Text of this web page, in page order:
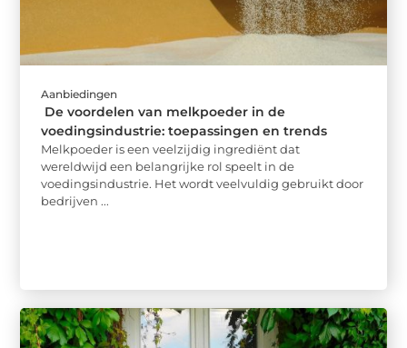
Aanbiedingen
De voordelen van melkpoeder in de
voedingsindustrie: toepassingen en trends
Melkpoeder is een veelzijdig ingrediënt dat
wereldwijd een belangrijke rol speelt in de
voedingsindustrie. Het wordt veelvuldig gebruikt door
bedrijven ...